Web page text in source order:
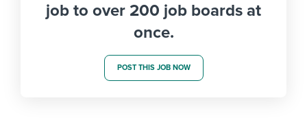
job to over 200 job boards at
once.
POST THIS JOB NOW